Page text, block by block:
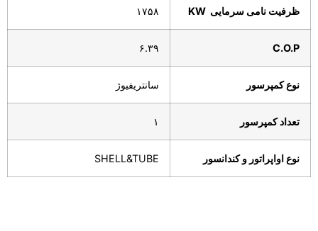
ظرفیت نامی سرمایی ۱۷۵۸
C.O.P ۶.۳۹
نوع کمپرسور سانتریفیوژ
تعداد کمپرسور ۱
نوع اواپراتور و کندانسور SHELL&TUBE